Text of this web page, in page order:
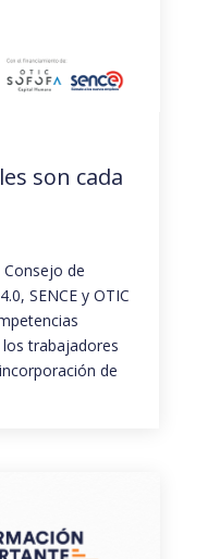
son cada
Consejo de
SENCE y OTIC
trabajadores
de